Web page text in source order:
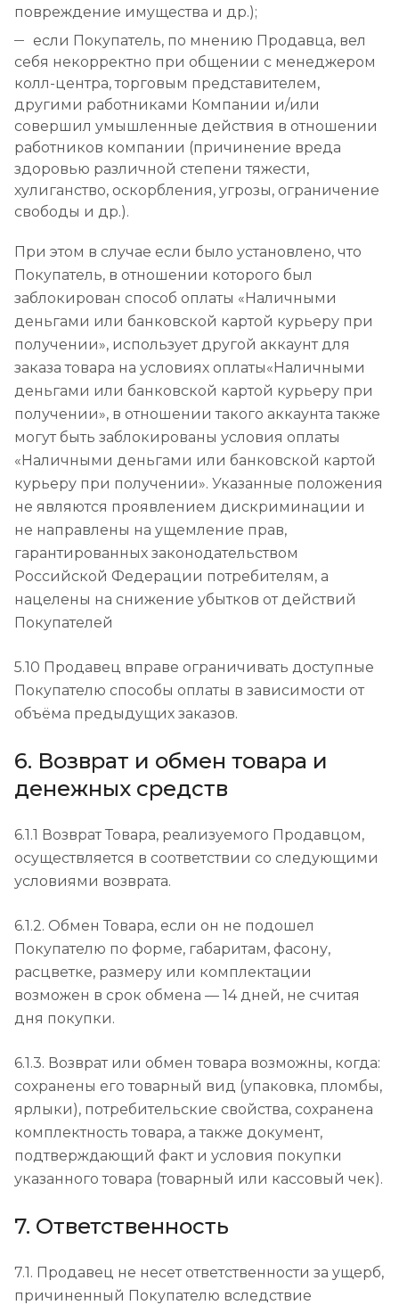
повреждение имущества и др.);
если Покупатель, по мнению Продавца, вел
себя некорректно при общении с менеджером
колл-центра, торговым представителем,
другими работниками Компании и/или
совершил умышленные действия в отношении
работников компании (причинение вреда
здоровью различной степени тяжести,
хулиганство, оскорбления, угрозы, ограничение
свободы и др.).
При этом в случае если было установлено, что
Покупатель, в отношении которого был
заблокирован способ оплаты «Наличными
деньгами или банковской картой курьеру при
получении», использует другой аккаунт для
заказа товара на условиях оплаты«Наличными
деньгами или банковской картой курьеру при
получении», в отношении такого аккаунта также
могут быть заблокированы условия оплаты
«Наличными деньгами или банковской картой
курьеру при получении». Указанные положения
не являются проявлением дискриминации и
не направлены на ущемление прав,
гарантированных законодательством
Российской Федерации потребителям, а
нацелены на снижение убытков от действий
Покупателей
5.10 Продавец вправе ограничивать доступные
Покупателю способы оплаты в зависимости от
объёма предыдущих заказов.
6. Возврат и обмен товара и
денежных средств
6.1.1 Возврат Товара, реализуемого Продавцом,
осуществляется в соответствии со следующими
условиями возврата.
6.1.2. Обмен Товара, если он не подошел
Покупателю по форме, габаритам, фасону,
расцветке, размеру или комплектации
возможен в срок обмена — 14 дней, не считая
дня покупки.
6.1.3. Возврат или обмен товара возможны, когда:
сохранены его товарный вид (упаковка, пломбы,
ярлыки), потребительские свойства, сохранена
комплектность товара, а также документ,
подтверждающий факт и условия покупки
указанного товара (товарный или кассовый чек).
7. Ответственность
7.1. Продавец не несет ответственности за ущерб,
причиненный Покупателю вследствие